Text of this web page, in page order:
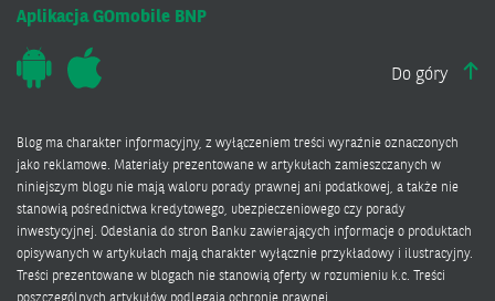
Aplikacja GOmobile BNP
Do góry
Blog ma charakter informacyjny, z wyłączeniem treści wyraźnie oznaczonych
jako reklamowe. Materiały prezentowane w artykułach zamieszczanych w
niniejszym blogu nie mają waloru porady prawnej ani podatkowej, a także nie
stanowią pośrednictwa kredytowego, ubezpieczeniowego czy porady
inwestycyjnej. Odesłania do stron Banku zawierających informacje o produktach
opisywanych w artykułach mają charakter wyłącznie przykładowy i ilustracyjny.
Treści prezentowane w blogach nie stanowią oferty w rozumieniu k.c. Treści